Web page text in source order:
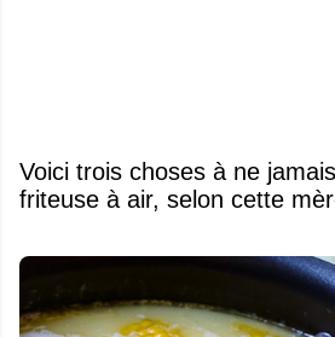
Voici trois choses à ne
friteuse à air, selon cette